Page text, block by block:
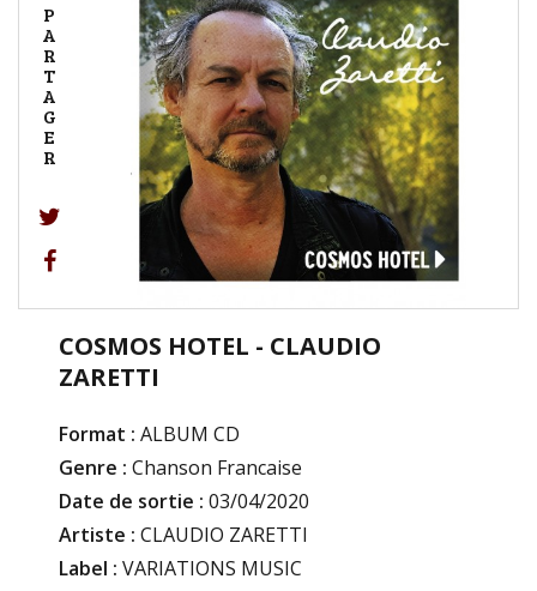
P
A
R
T
A
G
E
R
COSMOS HOTEL - CLAUDIO
ZARETTI
Format : ALBUM CD
Genre : Chanson Francaise
Date de sortie : 03/04/2020
Artiste : CLAUDIO ZARETTI
Label : VARIATIONS MUSIC